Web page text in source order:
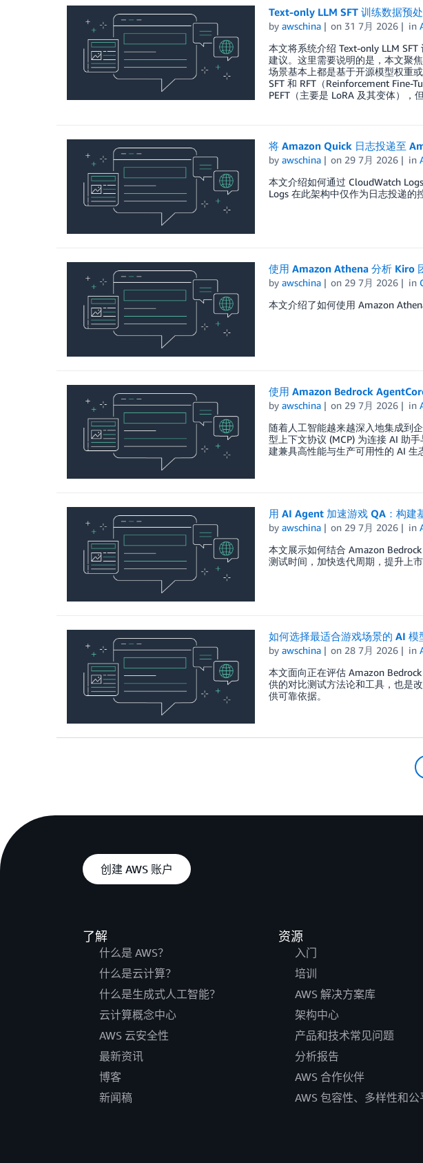
Text-only LLM SFT 训练数据预
by awschina on 31 7月 2026 in
本文将系统介绍 Text-only LLM
建议。这里需要说明的是，本文聚
场景基本上都是基于开源模型权重
SFT 和 RFT（Reinforcement Fine-
PEFT（主要是 LoRA 及其变体），
将 Amazon Quick 日志投递至
by awschina on 29 7月 2026 in
本文介绍如何通过 CloudWatch
Logs 在此架构中仅作为日志投递的
使用 Amazon Athena 分析 Kiro
by awschina on 29 7月 2026 in
本文介绍了如何使用 Amazon
使用 Amazon Bedrock
by awschina on 29 7月 2026 in
随着人工智能越来越深入地集成到
型上下文协议 (MCP) 为连接 AI 助
建兼具高性能与生产可用性的 AI 生
用 AI Agent 加速游戏 QA：构
by awschina on 29 7月 2026 in
本文展示如何结合 Amazon
测试时间，加快迭代周期，提升上市
如何选择最适合游戏场景的 AI
by awschina on 28 7月 2026 in
本文面向正在评估 Amazon
供的对比测试方法论和工具，也是
供可靠依据。
创建 AWS 账户
了解
什么是 AWS？
什么是云计算？
什么是生成式人工智能？
云计算概念中心
AWS 云安全性
最新资讯
博客
新闻稿
资源
入门
培训
AWS 解决方案库
架构中心
产品和技术常见问题
分析报告
AWS 合作伙伴
AWS 包容性、多样性和公